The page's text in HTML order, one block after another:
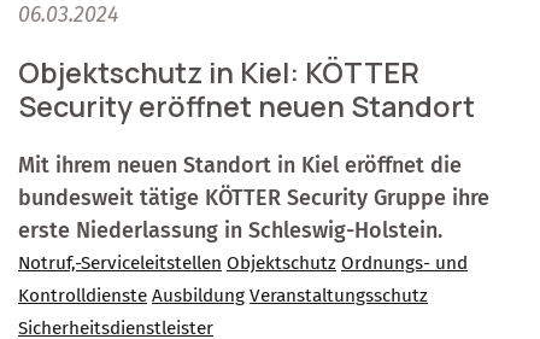
06.03.2024
Objektschutz in Kiel: KÖTTER
Security eröffnet neuen Standort
Mit ihrem neuen Standort in Kiel eröffnet die
bundesweit tätige KÖTTER Security Gruppe ihre
erste Niederlassung in Schleswig-Holstein.
Notruf,-Serviceleitstellen Objektschutz Ordnungs- und
Kontrolldienste Ausbildung Veranstaltungsschutz
Sicherheitsdienstleister